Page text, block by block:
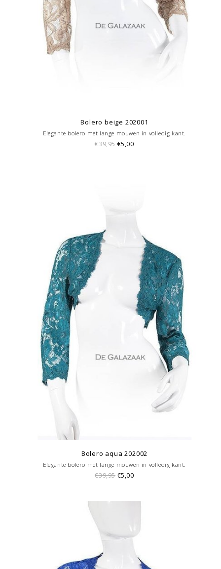
Bolero beige 202001
Elegante bolero met lange mouwen in volledig kant.
€39,95 €5,00
Bolero aqua 202002
Elegante bolero met lange mouwen in volledig kant.
€39,95 €5,00